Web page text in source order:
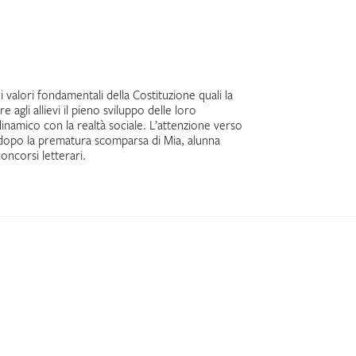
fondamentali della Costituzione quali la
agli allievi il pieno sviluppo delle loro
con la realtà sociale. L’attenzione verso
la prematura scomparsa di Mia, alunna
letterari.